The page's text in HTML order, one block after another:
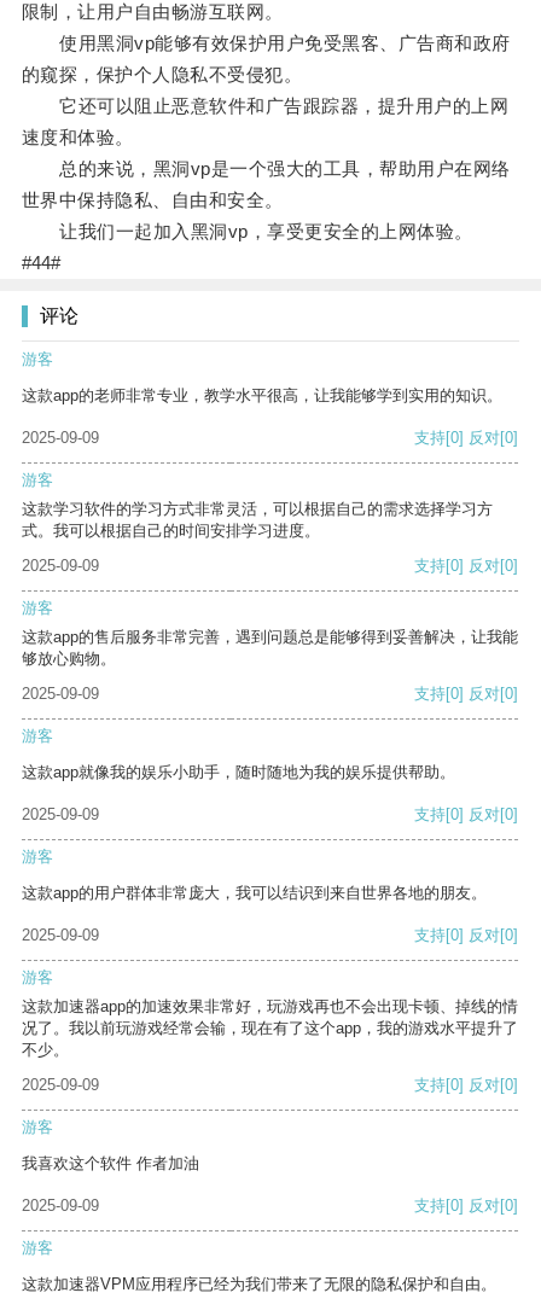
限制，让用户自由畅游互联网。
使用黑洞vp能够有效保护用户免受黑客、广告商和政府
的窥探，保护个人隐私不受侵犯。
它还可以阻止恶意软件和广告跟踪器，提升用户的上网
速度和体验。
总的来说，黑洞vp是一个强大的工具，帮助用户在网络
世界中保持隐私、自由和安全。
让我们一起加入黑洞vp，享受更安全的上网体验。
#44#
评论
游客
这款app的老师非常专业，教学水平很高，让我能够学到实用的知识。
2025-09-09 支持[0] 反对[0]
游客
这款学习软件的学习方式非常灵活，可以根据自己的需求选择学习方
式。我可以根据自己的时间安排学习进度。
2025-09-09
支持[0] 反对[0]
游客
这款app的售后服务非常完善，遇到问题总是能够得到妥善解决，让我能
够放心购物。
2025-09-09
支持[0] 反对[0]
游客
这款app就像我的娱乐小助手，随时随地为我的娱乐提供帮助。
2025-09-09 支持[0] 反对[0]
游客
这款app的用户群体非常庞大，我可以结识到来自世界各地的朋友。
2025-09-09 支持[0] 反对[0]
游客
这款加速器app的加速效果非常好，玩游戏再也不会出现卡顿、掉线的情
况了。我以前玩游戏经常会输，现在有了这个app，我的游戏水平提升了
不少。
2025-09-09
支持[0] 反对[0]
游客
我喜欢这个软件 作者加油
2025-09-09 支持[0] 反对[0]
游客
这款加速器VPM应用程序已经为我们带来了无限的隐私保护和自由。